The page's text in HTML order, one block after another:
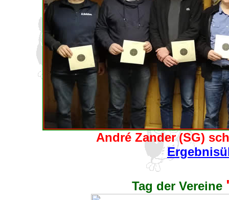
André Zander (SG)
Tag der Vereine